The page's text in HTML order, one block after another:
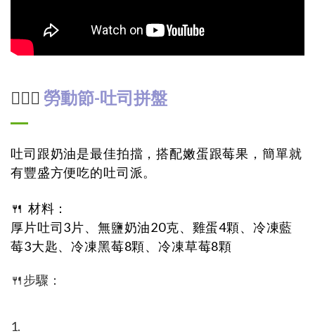
🤸🏻‍♂️ 勞動節-吐司拼盤
吐司跟奶油是最佳拍擋，搭配嫩蛋跟莓果，簡單就
有豐盛方便吃的吐司派。
🍴 材料：
厚片吐司3片、無鹽奶油20克、雞蛋4顆、冷凍藍
莓3大匙、冷凍黑莓8顆、冷凍草莓8顆
🍴步驟：
1.